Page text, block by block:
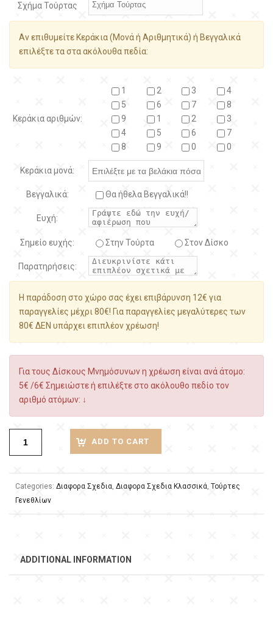
Σχήμα Τούρτας
Αν επιθυμείτε Κεράκια (Μονά ή Αριθμητικά) ή Βεγγαλικά
επιλέξτε τα στα ακόλουθα πεδία:
Κεράκια αριθμών:
1 2 3
4
5
6 7
8
9
1 2
3
4
5 6
7
8
9 0 0
Κεράκια μονά:
Βεγγαλικά: Θα ήθελα Βεγγαλικά!!
Ευχή:
Σημείο ευχής: Στην Τούρτα Στον Δίσκο
Παρατηρήσεις:
Η παράδοση στο χώρο σας έχει επιβάρυνση 12€ για
παραγγελίες μέχρι 80€! Για παραγγελίες μεγαλύτερες των
80€ ΔΕΝ υπάρχει επιπλέον χρέωση!
Για τους Δίσκους Μνημόσυνων η χρέωση είναι ανά άτομο:
5€ /6€ Σημειώστε ή επιλέξτε στο ακόλουθο πεδίο τον
αριθμό ατόμων: ↓
ADD TO CART
Categories: Διαφορα Σχεδια, Διαφορα Σχεδια Κλασσικά, Τούρτες
Γενεθλίων
ADDITIONAL INFORMATION